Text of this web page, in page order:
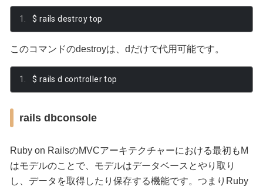
$ rails destroy top
このコマンドのdestroyは、dだけで代用可能です。
$ rails d controller top
rails dbconsole
Ruby on RailsのMVCアーキテクチャーにおける最初もM
はモデルのことで、モデルはデータベースとやり取り
し、データを取得したり保存する機能です。つまりRuby